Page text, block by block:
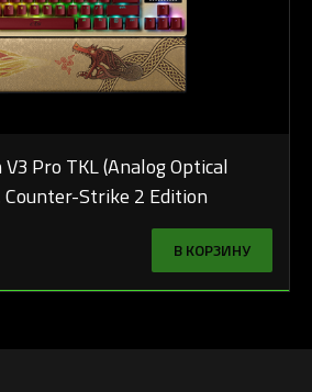
Pro TKL (Analog Optical
Counter-Strike 2 Edition
В КОРЗИНУ